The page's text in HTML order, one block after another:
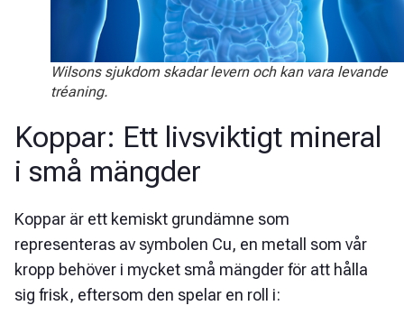
Wilsons sjukdom skadar levern och kan vara levande
tréaning.
Koppar: Ett livsviktigt mineral
i små mängder
Koppar är ett kemiskt grundämne som
representeras av symbolen Cu, en metall som vår
kropp behöver i mycket små mängder för att hålla
sig frisk, eftersom den spelar en roll i: